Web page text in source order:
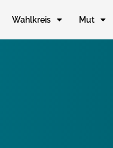
Wahlkreis Mut